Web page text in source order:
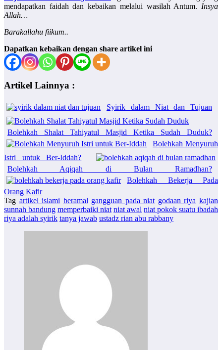
mendapatkan faidah dan kebaikan melalui wasilah Antum. Insya
Allah…
Barakallahu fiikum..
Dapatkan kebaikan dengan share artikel ini
Artikel Lainnya :
Syirik dalam Niat dan Tujuan
Bolehkah Shalat Tahiyatul Masjid Ketika Sudah Duduk?
Bolehkah Menyuruh
Istri untuk Ber-Iddah?
Bolehkah Aqiqah di Bulan Ramadhan?
Bolehkah Bekerja Pada
Orang Kafir
Tag artikel islami beramal gangguan pada niat godaan riya kajian
sunnah bandung memperbaiki niat niat awal niat pokok suatu ibadah
riya adalah syirik tanya jawab ustadz rian abu rabbany